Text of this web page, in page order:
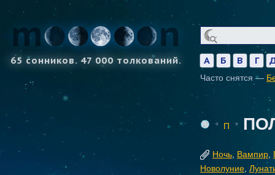
65 сонников. 47 000 толкований. А Б В Г
Часто снятся —
П
Ночь Вампир
Новолуние